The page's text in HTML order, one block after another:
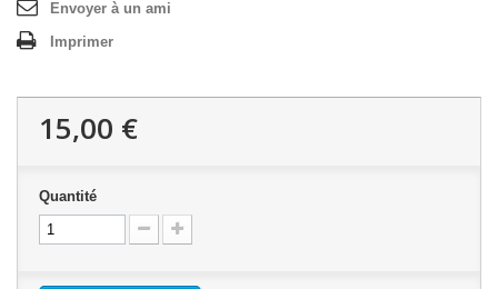
Envoyer à un ami
Imprimer
15,00 €
Quantité